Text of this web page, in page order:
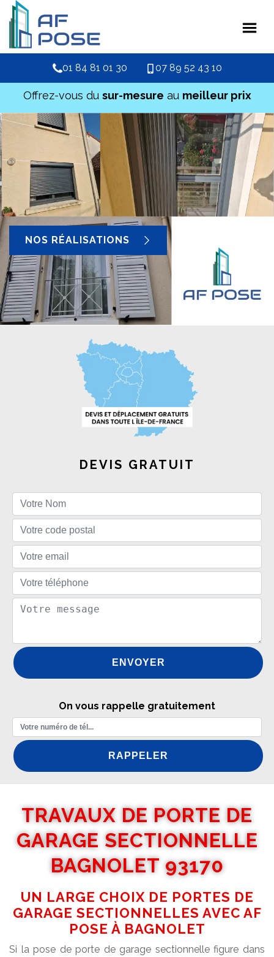
01 84 81 01 30 07 89 52 43 10
Offrez-vous du sur-mesure au meilleur prix
NOS RÉALISATIONS
DEVIS GRATUIT
On vous rappelle gratuitement
TRAVAUX DE PORTE DE
GARAGE SECTIONNELLE
BAGNOLET 93170
UN LARGE CHOIX DE PORTES DE
GARAGE SECTIONNELLES AVEC AF
POSE À BAGNOLET
Si la pose de porte de garage sectionnelle figure dans